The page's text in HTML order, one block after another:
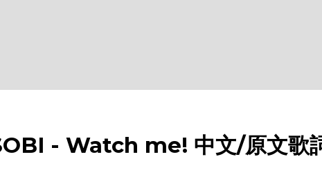
- Watch me! 中文/原文歌